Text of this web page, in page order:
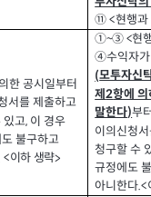
⑪ <현행과
한 공시일부터
서를 제출하고
있고, 이 경우
불구하고
<이하 생략>
①~③ <현
④수익자
(모투자신
제2항에
말한다)부
이의신청
청구할 수
규정에도
아니한다.<